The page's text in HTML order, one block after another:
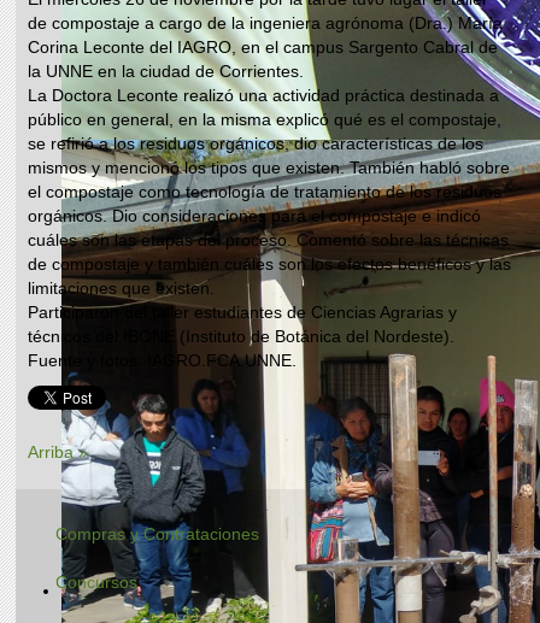
de compostaje a cargo de la ingeniera agrónoma (Dra.) María
Corina Leconte del IAGRO, en el campus Sargento Cabral de
la UNNE en la ciudad de Corrientes.
La Doctora Leconte realizó una actividad práctica destinada a
público en general, en la misma explicó qué es el compostaje,
se refirió a los residuos orgánicos, dio características de los
mismos y mencionó los tipos que existen. También habló sobre
el compostaje como tecnología de tratamiento de los residuos
orgánicos. Dio consideraciones para el compostaje e indicó
cuáles son las etapas del proceso. Comentó sobre las técnicas
de compostaje y también cuáles son los efectos benéficos y las
limitaciones que existen.
Participaron del taller estudiantes de Ciencias Agrarias y
técnicos del IBONE (Instituto de Botánica del Nordeste).
Fuente y fotos: IAGRO.FCA.UNNE.
Arriba »
Compras y Contrataciones
Concursos